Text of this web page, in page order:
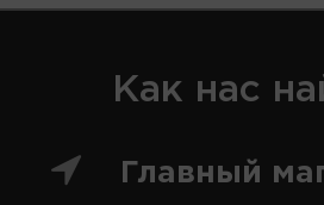
Как нас
Главный